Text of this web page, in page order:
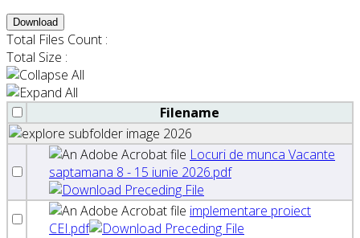
Download
Total Files Count :
Total Size :
Filename
2026
Locuri de munca Vacante
saptamana 8 - 15 iunie 2026.pdf
implementare proiect
CEI.pdf